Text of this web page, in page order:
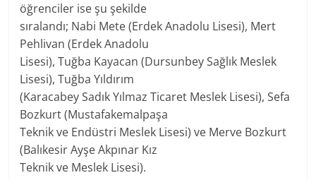
öğrenciler ise şu şekilde
sıralandı; Nabi Mete (Erdek Anadolu Lisesi), Mert
Pehlivan (Erdek Anadolu
Lisesi), Tuğba Kayacan (Dursunbey Sağlık Meslek
Lisesi), Tuğba Yıldırım
(Karacabey Sadık Yılmaz Ticaret Meslek Lisesi), Sefa
Bozkurt (Mustafakemalpaşa
Teknik ve Endüstri Meslek Lisesi) ve Merve Bozkurt
(Balıkesir Ayşe Akpınar Kız
Teknik ve Meslek Lisesi).